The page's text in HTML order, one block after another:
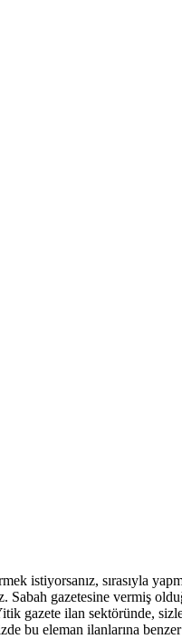
istiyorsanız, sırasıyla
Sabah gazetesine vermiş
gazete ilan sektöründe,
bu eleman ilanlarına